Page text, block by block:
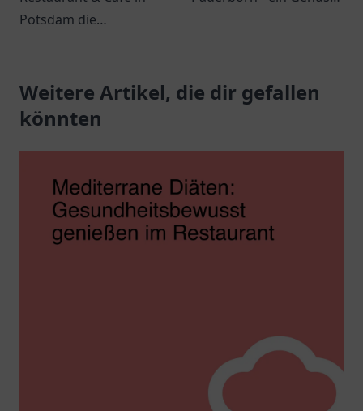
Potsdam die
moderner Küche in
einem einladenden
Atmosphäre.
Weitere Artikel, die dir gefallen
könnten